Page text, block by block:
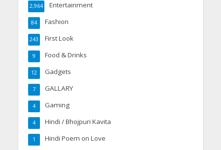
Entertainment
2,964
Fashion
84
First Look
243
Food & Drinks
9
Gadgets
12
GALLARY
7
Gaming
4
Hindi / Bhojpuri Kavita
4
Hindi Poem on Love
1